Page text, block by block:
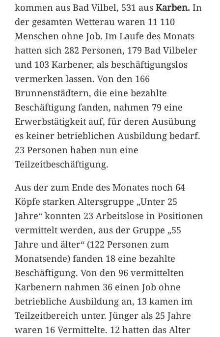
kommen aus Bad Vilbel, 531 aus Karben.In
der gesamten Wetterau waren 11 110
Menschen ohne Job. Im Laufe des Monats
hatten sich 282 Personen, 179 Bad Vilbeler
und 103 Karbener, als beschäftigungslos
vermerken lassen. Von den 166
Brunnenstädtern, die eine bezahlte
Beschäftigung fanden, nahmen 79 eine
Erwerbstätigkeit auf, für deren Ausübung
es keiner betrieblichen Ausbildung bedarf.
23 Personen haben nun eine
Teilzeitbeschäftigung.
Aus der zum Ende des Monates noch 64
Köpfe starken Altersgruppe „Unter 25
Jahre“ konnten 23 Arbeitslose in Positionen
vermittelt werden, aus der Gruppe „55
Jahre und älter“ (122 Personen zum
Monatsende) fanden 18 eine bezahlte
Beschäftigung. Von den 96 vermittelten
Karbenern nahmen 36 einen Job ohne
betriebliche Ausbildung an, 13 kamen im
Teilzeitbereich unter. Jünger als 25 Jahre
waren 16 Vermittelte. 12 hatten das Alter